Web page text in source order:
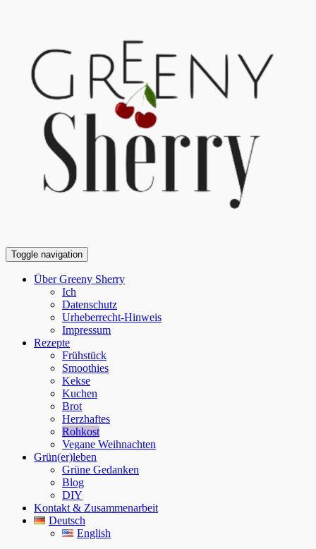
Toggle navigation
Über Greeny Sherry
Ich
Datenschutz
Urheberrecht-Hinweis
Impressum
Rezepte
Frühstück
Smoothies
Kekse
Kuchen
Brot
Herzhaftes
Rohkost
Vegane Weihnachten
Grün(er)leben
Grüne Gedanken
Blog
DIY
Kontakt & Zusammenarbeit
Deutsch
English